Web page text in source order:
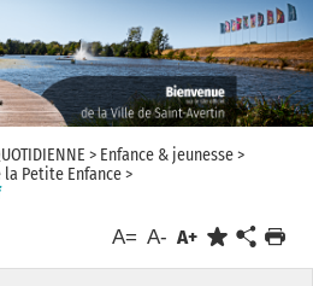
> Enfance & jeunesse>
Petite Enfance>
A= A- A+